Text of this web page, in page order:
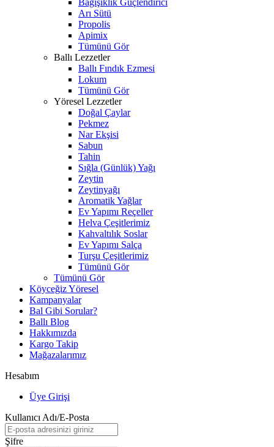
Bağışıklık Güçlendirici
Arı Sütü
Propolis
Apimix
Tümünü Gör
Ballı Lezzetler
Ballı Fındık Ezmesi
Lokum
Tümünü Gör
Yöresel Lezzetler
Doğal Çaylar
Pekmez
Nar Ekşisi
Sabun
Tahin
Sığla (Günlük) Yağı
Zeytin
Zeytinyağı
Aromatik Yağlar
Ev Yapımı Reçeller
Helva Çeşitlerimiz
Kahvaltılık Soslar
Ev Yapımı Salça
Turşu Çeşitlerimiz
Tümünü Gör
Tümünü Gör
Köyceğiz Yöresel
Kampanyalar
Bal Gibi Sorular?
Ballı Blog
Hakkımızda
Kargo Takip
Mağazalarımız
Hesabım
Üye Girişi
Kullanıcı Adı/E-Posta
Şifre